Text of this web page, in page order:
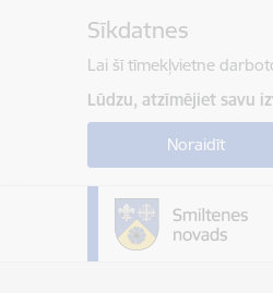
Sīkdatnes
Lai šī tīmekļvietne
Lūdzu, atzīmējiet savu
Noraidīt